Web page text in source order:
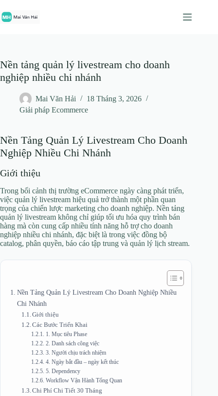
đến
phần
Nền tảng quản lý livestream cho doanh
nghiệp nhiều chi nhánh
Mai Văn Hải
18 Tháng 3, 2026
Giải pháp Ecommerce
Nền Tảng Quản Lý Livestream Cho Doanh
Nghiệp Nhiều Chi Nhánh
Giới thiệu
Trong bối cảnh thị trường eCommerce ngày càng phát triển,
việc quản lý livestream hiệu quả trở thành một phần quan
trọng của chiến lược marketing cho doanh nghiệp. Nền tảng
quản lý livestream không chỉ giúp tối ưu hóa quy trình bán
hàng mà còn cung cấp nhiều tính năng hỗ trợ cho doanh
nghiệp nhiều chi nhánh, đặc biệt là trong việc đồng bộ
catalog, phân quyền, báo cáo tập trung và quản lý lịch stream.
Nền Tảng Quản Lý Livestream Cho Doanh Nghiệp Nhiều
Chi Nhánh
Giới thiệu
Các Bước Triển Khai
1. Mục tiêu Phase
2. Danh sách công việc
3. Người chịu trách nhiệm
4. Ngày bắt đầu – ngày kết thúc
5. Dependency
Workflow Vận Hành Tổng Quan
Chi Phí Chi Tiết 30 Tháng